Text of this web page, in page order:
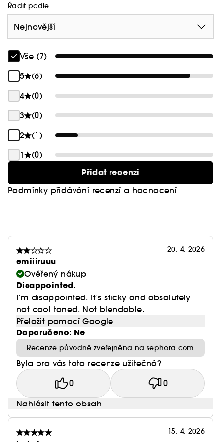
Řadit podle
Nejnovější
Vše (7)
5
(6)
4
(0)
3
(0)
2
(1)
1
(0)
Přidat recenzi
Podmínky přidávání recenzí a hodnocení
20. 4. 2026
emiiiruuu
Ověřený nákup
Disappointed.
I’m disappointed. It’s sticky and absolutely
not cool toned. Not blendable.
Přeložit pomocí Google
Doporučeno: Ne
Recenze původně zveřejněna na sephora.com
Byla pro vás tato recenze užitečná?
0 0
Nahlásit tento obsah
15. 4. 2026